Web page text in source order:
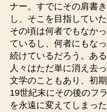
ナー。すでにその肩書
し、そこを目指してい
その頃は何者でもなか
ているし、何者にもな
続けているだろう。あ
人々はただ単に消え去
文学のこともあり、初
19世紀末にその後のフ
を永遠に変えてしまっ